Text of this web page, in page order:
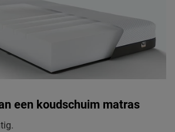
een koudschuim matras